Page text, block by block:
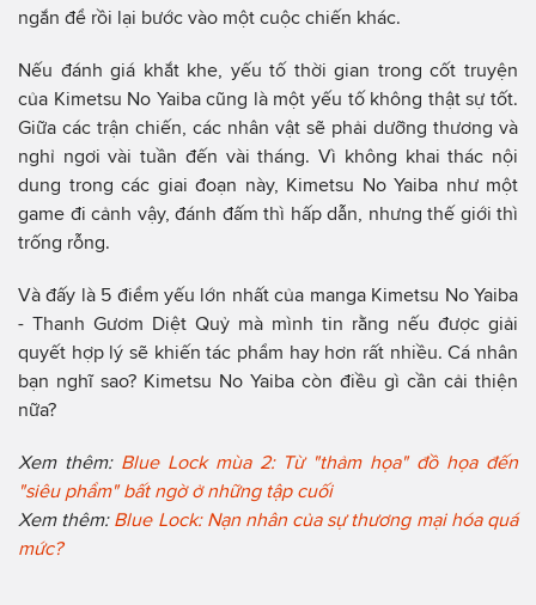
ngắn để rồi lại bước vào một cuộc chiến khác.
Nếu đánh giá khắt khe, yếu tố thời gian trong cốt truyện
của Kimetsu No Yaiba cũng là một yếu tố không thật sự tốt.
Giữa các trận chiến, các nhân vật sẽ phải dưỡng thương và
nghỉ ngơi vài tuần đến vài tháng. Vì không khai thác nội
dung trong các giai đoạn này, Kimetsu No Yaiba như một
game đi cảnh vậy, đánh đấm thì hấp dẫn, nhưng thế giới thì
trống rỗng.
Và đấy là 5 điểm yếu lớn nhất của manga Kimetsu No Yaiba
- Thanh Gươm Diệt Quỷ mà mình tin rằng nếu được giải
quyết hợp lý sẽ khiến tác phẩm hay hơn rất nhiều. Cá nhân
bạn nghĩ sao? Kimetsu No Yaiba còn điều gì cần cải thiện
nữa?
Xem thêm: Blue Lock mùa 2: Từ "thảm họa" đồ họa đến
"siêu phẩm" bất ngờ ở những tập cuối
Xem thêm: Blue Lock: Nạn nhân của sự thương mại hóa quá
mức?